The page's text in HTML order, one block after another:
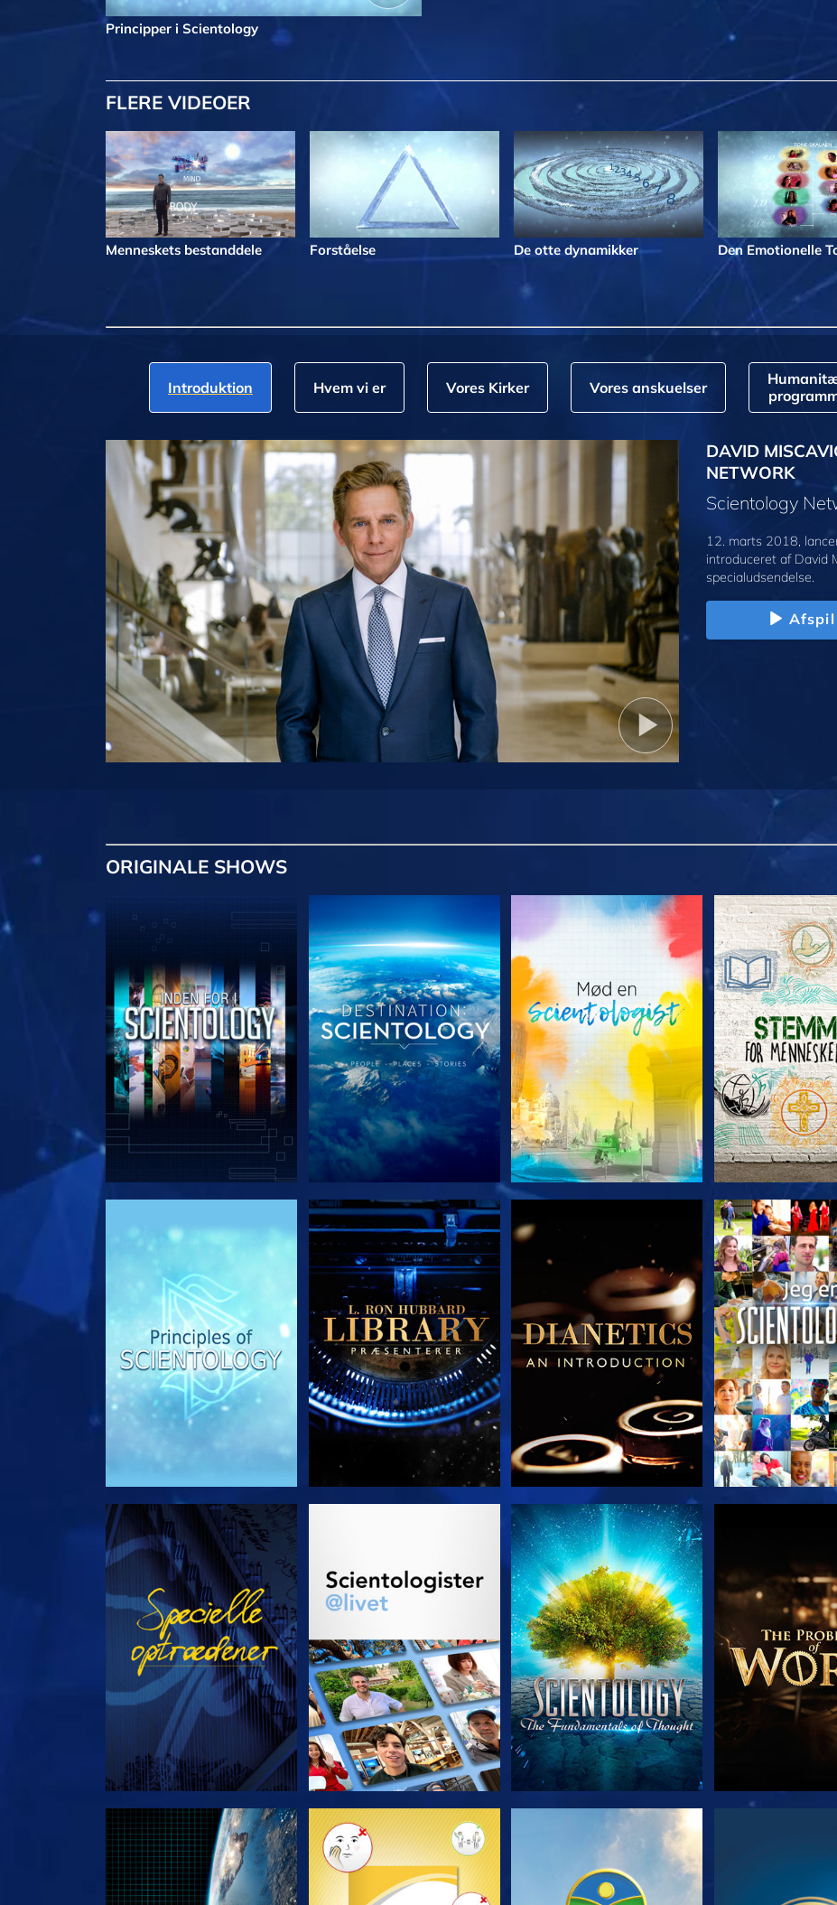
Principper i Scientology
FLERE VIDEOER
Menneskets bestanddele Forståelse De otte dynamikker Den Emotionelle
Introduktion Hvem vi er Vores Kirker Vores anskuelser
DAVID
NETWORK
Scientology
12. marts 2018,
introduceret af David
specialudsendelse.
Afspil
ORIGINALE SHOWS
UDFORSK SERIEN UDFORSK SERIEN UDFORSK SERIEN UDFORSK
SE
UDFORSK SERIEN UDFORSK SERIEN